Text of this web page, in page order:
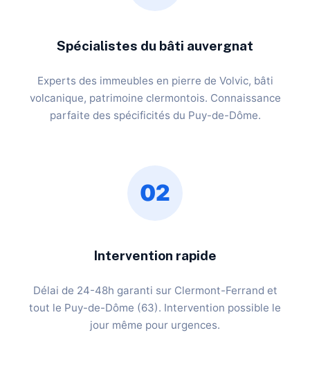
Spécialistes du bâti auvergnat
Experts des immeubles en pierre de Volvic, bâti
volcanique, patrimoine clermontois. Connaissance
parfaite des spécificités du Puy-de-Dôme.
02
Intervention rapide
Délai de 24-48h garanti sur Clermont-Ferrand et
tout le Puy-de-Dôme (63). Intervention possible le
jour même pour urgences.